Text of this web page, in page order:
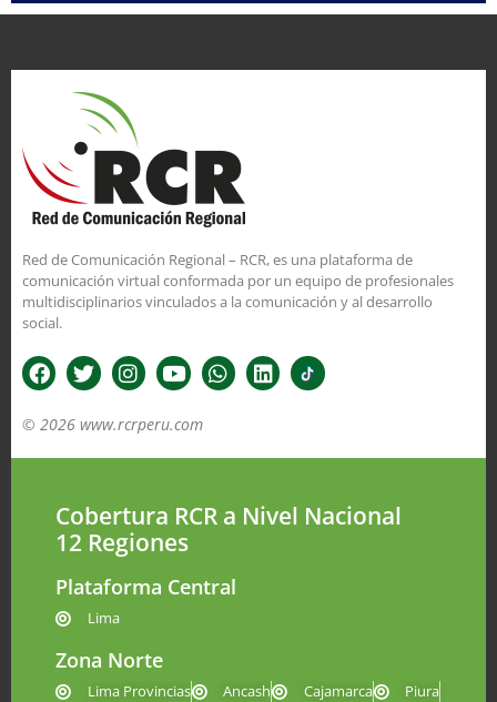
Red de Comunicación Regional – RCR, es una plataforma de
comunicación virtual conformada por un equipo de profesionales
multidisciplinarios vinculados a la comunicación y al desarrollo
social.
© 2026 www.rcrperu.com
Cobertura RCR a Nivel Nacional
12 Regiones
Plataforma Central
Lima
Zona Norte
Lima Provincias Ancash Cajamarca Piura